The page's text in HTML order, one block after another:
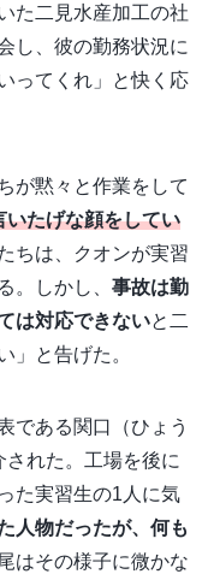
た二見水産加工の社
し、彼の勤務状況に
ってくれ」と快く応
が黙々と作業をして
たげな顔をしてい
ちは、クオンが実習
。しかし、 事故は勤
は対応できないと二
」と告げた。
である関口（ひょう
れた。工場を後に
た実習生の1人に気
人物だったが、何も
はその様子に微かな